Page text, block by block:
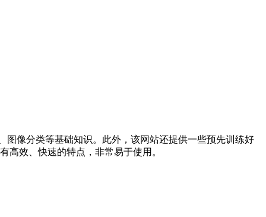
像分类等基础知识。此外，该网站还提供一些预先训练好
高效、快速的特点，非常易于使用。